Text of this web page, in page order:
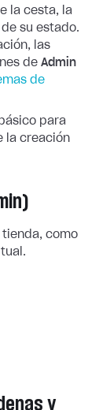
la cesta, la
su estado.
las
de Admin
de
para
la creación
como
y